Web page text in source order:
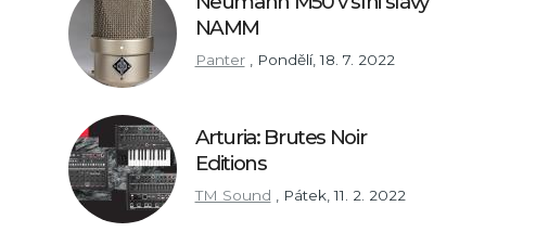
NAMM
Panter Pondělí, 18. 7. 2022
Arturia: Brutes Noir
Editions
TM Sound , Pátek, 11. 2. 2022